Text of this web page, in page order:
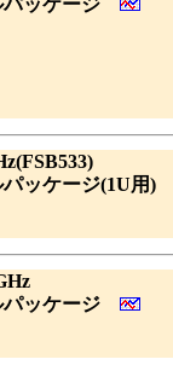
パッケージ
パッケージ(1U用)
パッケージ